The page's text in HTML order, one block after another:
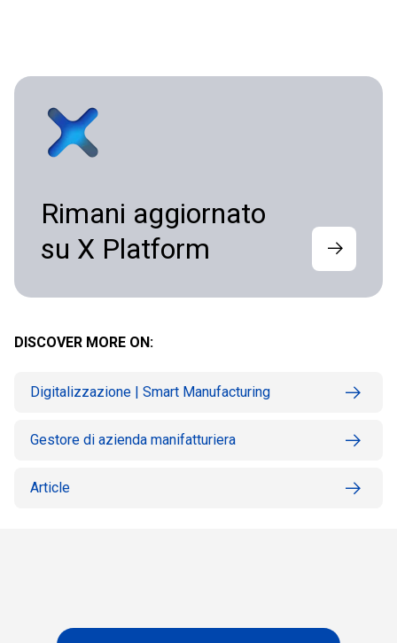
Rimani aggiornato
su X Platform
DISCOVER MORE ON:
Digitalizzazione | Smart Manufacturing
Gestore di azienda manifatturiera
Article